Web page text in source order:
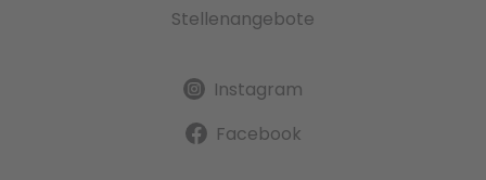
Stellenangebote
Instagram
Facebook